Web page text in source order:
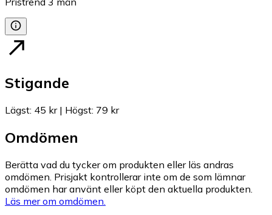
Stigande
Lägst: 45 kr| Högst: 79 kr
Omdömen
Berätta vad du tycker om produkten eller läs andras
omdömen. Prisjakt kontrollerar inte om de som lämnar
omdömen har använt eller köpt den aktuella produkten.
Läs mer om omdömen.